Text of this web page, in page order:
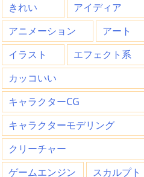
きれい
アイディア
アニメーション
アート
イラスト
エフェクト系
カッコいい
キャラクターCG
キャラクターモデリング
クリーチャー
ゲームエンジン
スカルプト